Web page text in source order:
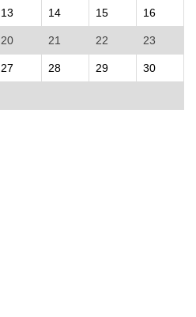
13 14 15 16
20 21 22 23
27 28 29 30